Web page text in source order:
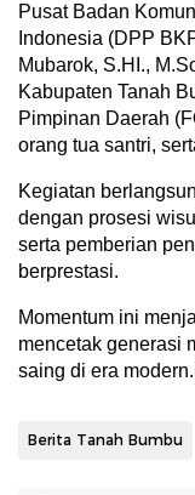
Pusat Badan
Indonesia (DPP
Mubarok, S.HI.,
Kabupaten Tanah
Pimpinan Daerah
orang tua santri,
Kegiatan
dengan prosesi
serta pemberian
berprestasi.
Momentum ini
mencetak generasi
saing di era
Berita Tanah Bumbu